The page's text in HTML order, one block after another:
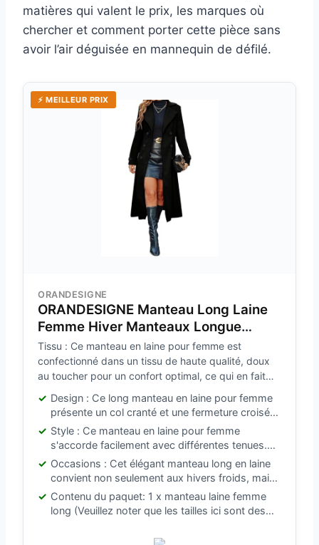
matières qui valent le prix, les marques où
chercher et comment porter cette pièce sans
avoir l’air déguisée en mannequin de défilé.
⚡ MEILLEUR PRIX
ORANDESIGNE
ORANDESIGNE Manteau Long Laine
Femme Hiver Manteaux Longue
Revers Chic et Elegant Manteau Laine
Long Double Boutonnage A Noir XL
Tissu : Ce manteau en laine pour femme est
confectionné dans un tissu de haute qualité, doux
au toucher pour un confort optimal, ce qui en fait
une pièce incontournable de la mode hivernale
Design : Ce long manteau en laine pour femme
présente un col cranté et une fermeture croisée,
pour un style classique et élégant
Style : Ce manteau en laine pour femme
s'accorde facilement avec différentes tenues.
Porté avec une robe pour une allure élégante ou
avec un jean, un top et des bottes pour un style
Occasions : Cet élégant manteau long en laine
convient non seulement aux hivers froids, mais
aussi au printemps et à l'automne. Il est parfait
pour le quotidien, le bureau, les rendez-vous,
les soirées, le shopping, les voyages et bien
Contenu du paquet: 1 x manteau laine femme
long (Veuillez noter que les tailles ici sont des